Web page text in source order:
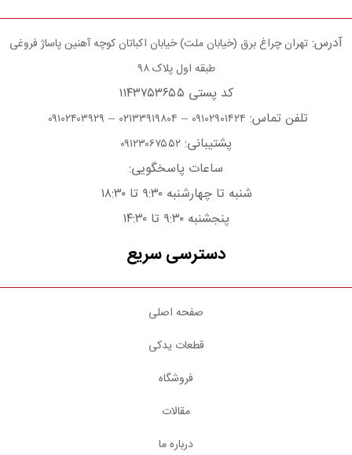
آدرس: تهران چراغ برق (خیابان ملت) خیابان اکباتان کوچه آهنین پاساژ فروغی
طبقه اول پلاک ۹۸
کد پستی ۱۱۴۳۷۵۳۶۵۵
تلفن تماس: ۰۹۱۰۲۹۰۱۴۲۴ – ۰۲۱۳۳۹۱۹۸۰۴ – ۰۹۱۰۲۴۰۳۹۲۹
پشتیبانی: ۰۹۱۲۳۰۶۷۵۵۲
ساعات پاسخگویی:
شنبه تا چهارشنبه ۹:۳۰ تا ۱۸:۳۰
پنجشنبه ۹:۳۰ تا ۱۴:۳۰
دسترسی سریع
صفحه اصلی
قطعات یدکی
فروشگاه
مقالات
درباره ما